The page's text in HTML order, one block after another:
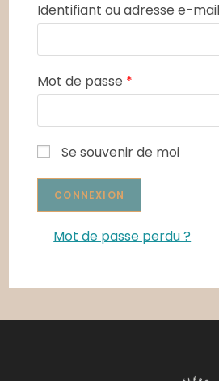
Identifiant ou adresse e-mail
Mot de passe *
Se souvenir de moi
Mot de passe perdu ?